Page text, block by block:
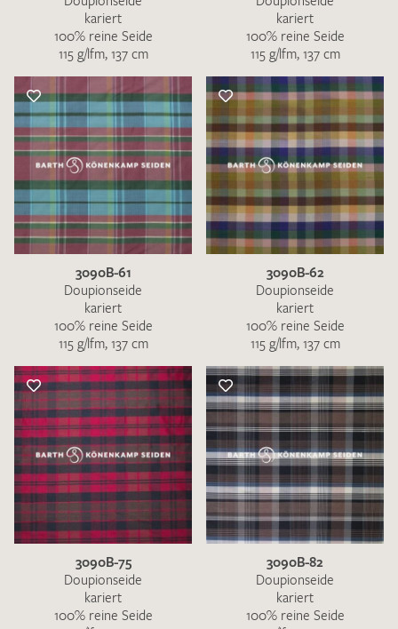
kariert
100% reine Seide
115 g/lfm, 137 cm
kariert
100% reine Seide
115 g/lfm, 137 cm
3090B-61
Doupionseide
kariert
100% reine Seide
115 g/lfm, 137 cm
3090B-62
Doupionseide
kariert
100% reine Seide
115 g/lfm, 137 cm
3090B-75
Doupionseide
kariert
100% reine Seide
3090B-82
Doupionseide
kariert
100% reine Seide